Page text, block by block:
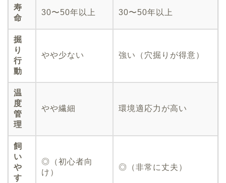
寿
命
30〜50年以上 30〜50年以上
掘
り
行
動
やや少ない 強い（穴掘りが得意）
温
度
管
理
やや繊細 環境適応力が高い
飼
い
や
す
◎（初心者向
け）
◎（非常に丈夫）